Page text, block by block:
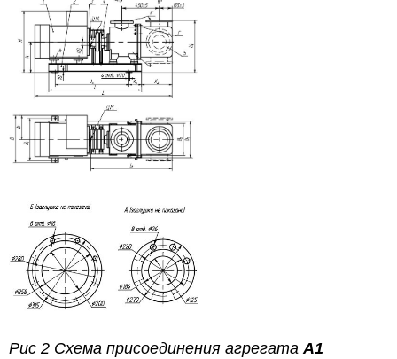
Рис 2 Схема присоединения агрегатаА1